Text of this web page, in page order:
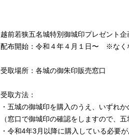
越前若狭五名城特別御城印プレゼント企
配布開始：令和４年４月１日〜 ※なく
受取場所：各城の御朱印販売窓口
受取方法：
・五城の御城印を購入のうえ、いずれ
（窓口で御城印の確認をしますので、
・令和4年3月以降に購入している必要が